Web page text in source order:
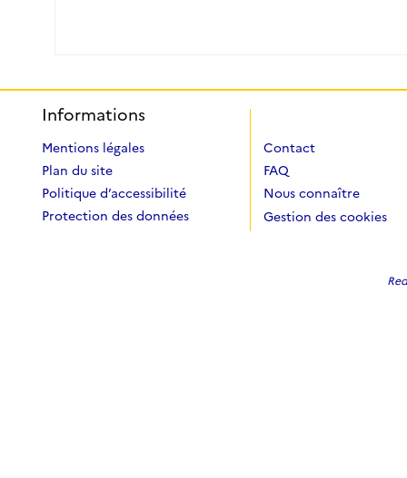
Informations
Mentions légales
Plan du site
Politique d’accessibilité
Protection des données
Contact
FAQ
Nous connaître
Gestion des cookies